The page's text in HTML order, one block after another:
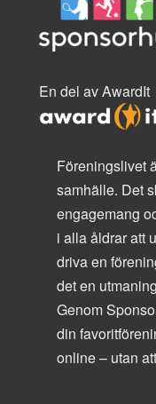
En del av AwardIt
Föreningslivet
samhälle. Det
engagemang
i alla åldrar att
driva en
det en
Genom
din
online – utan